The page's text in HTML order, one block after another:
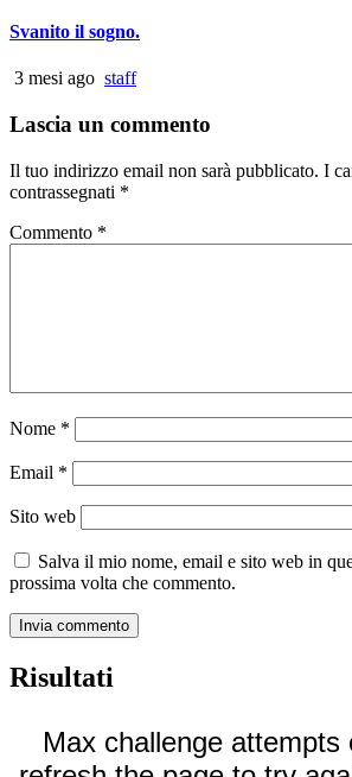
Svanito il sogno.
3 mesi ago staff
Lascia un commento
Il tuo indirizzo email non sarà pubblicato. I
contrassegnati *
Commento *
Nome *
Email *
Sito web
Salva il mio nome, email e sito web in
prossima volta che commento.
Risultati